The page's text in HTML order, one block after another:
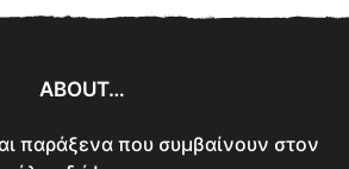
ABOUT…
παράξενα που συμβαίνουν στον